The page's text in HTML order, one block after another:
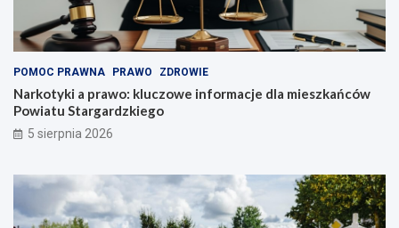
u
ż
y
t
k
u
i
e
s
z
k
a
ń
w
POMOC PRAWNA PRAWO ZDROWIE
Narkotyki a prawo: kluczowe informacje dla mieszkańców
Powiatu Stargardzkiego
5 sierpnia 2026